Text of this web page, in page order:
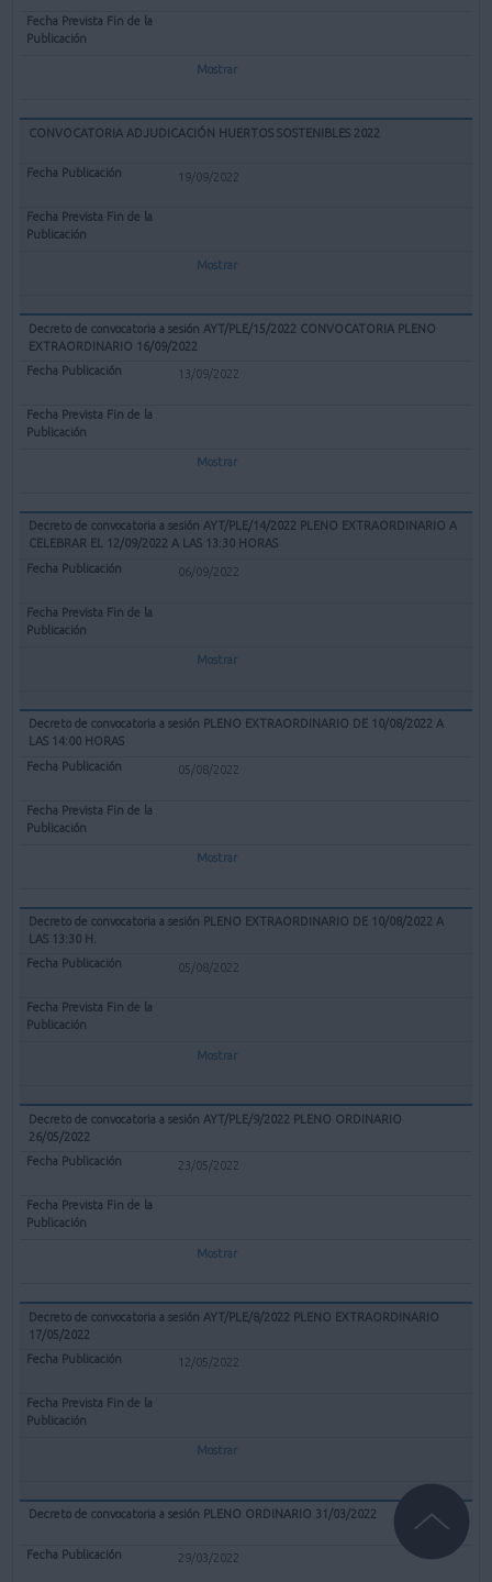
Mostrar
CONVOCATORIA ADJUDICACIÓN HUERTOS SOSTENIBLES 2022
19/09/2022
Mostrar
Decreto de convocatoria a sesión AYT/PLE/15/2022 CONVOCATORIA PLENO
EXTRAORDINARIO 16/09/2022
13/09/2022
Mostrar
Decreto de convocatoria a sesión AYT/PLE/14/2022 PLENO EXTRAORDINARIO A
CELEBRAR EL 12/09/2022 A LAS 13:30 HORAS
06/09/2022
Mostrar
Decreto de convocatoria a sesión PLENO EXTRAORDINARIO DE 10/08/2022 A
LAS 14:00 HORAS
05/08/2022
Mostrar
Decreto de convocatoria a sesión PLENO EXTRAORDINARIO DE 10/08/2022 A
LAS 13:30 H.
05/08/2022
Mostrar
Decreto de convocatoria a sesión AYT/PLE/9/2022 PLENO ORDINARIO
26/05/2022
23/05/2022
Mostrar
Decreto de convocatoria a sesión AYT/PLE/8/2022 PLENO EXTRAORDINARIO
17/05/2022
12/05/2022
Mostrar
Decreto de convocatoria a sesión PLENO ORDINARIO 31/03/2022
29/03/2022